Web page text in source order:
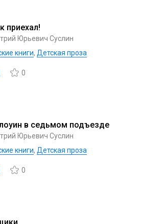
приехал!
Юрьевич Суслин
книги, Детская проза
0
в седьмом подъезде
Юрьевич Суслин
книги, Детская проза
0